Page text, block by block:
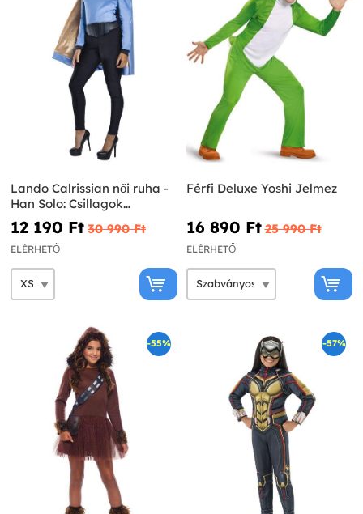
Lando Calrissian női ruha -
Han Solo: Csillagok
háborúja
12 190 Ft‎ 30 990 Ft‎
ELÉRHETŐ
Férfi Deluxe Yoshi Jelmez
16 890 Ft‎ 25 990 Ft‎
ELÉRHETŐ
-55% -57%